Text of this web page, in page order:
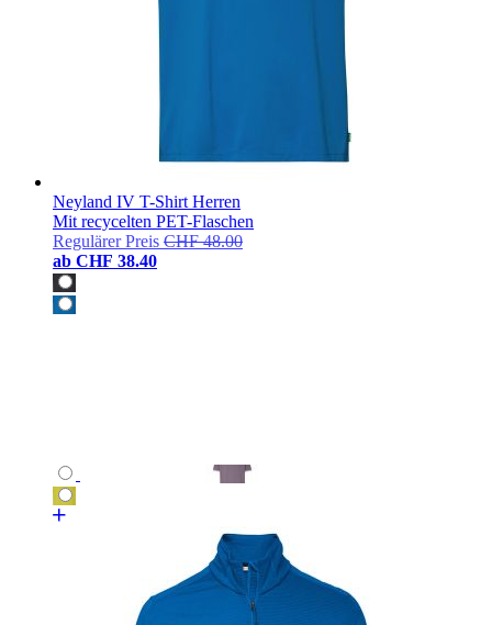
Neyland IV T-Shirt Herren
Mit recycelten PET-Flaschen
Regulärer Preis CHF 48.00
ab CHF 38.40